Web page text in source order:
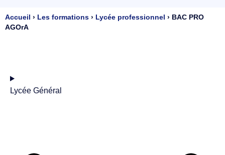
Accueil › Les formations › Lycée professionnel › BAC PRO
AGOrA
Lycée Général